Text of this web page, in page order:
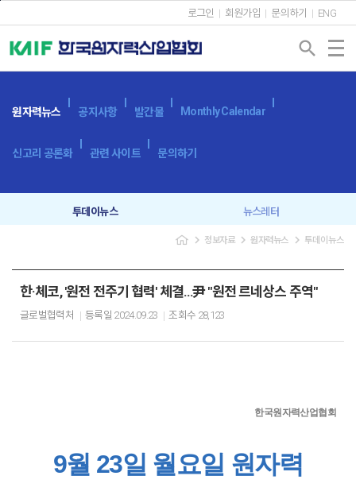
로그인 회원가입 문의하기 ENG
search
원자력뉴스 공지사항 발간물 Monthly Calendar
신고리 공론화 관련 사이트 문의하기
투데이뉴스 뉴스레터
navigate_next 정보자료 navigate_next원자력뉴스 navigate_next 투데이뉴스
한·체코, '원전 전주기 협력' 체결…尹 "원전 르네상스 주역"
글로벌협력처 등록일 2024.09.23 조회수 28,123
한국원자력산업협회
9월 23일 월요일 원자력